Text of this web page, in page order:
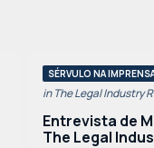
SÉRVULO NA
in The Legal Industry
Entrevista de
The Legal